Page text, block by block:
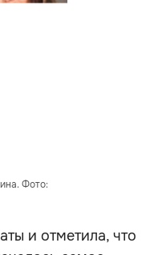
Фото:
и отметила, что